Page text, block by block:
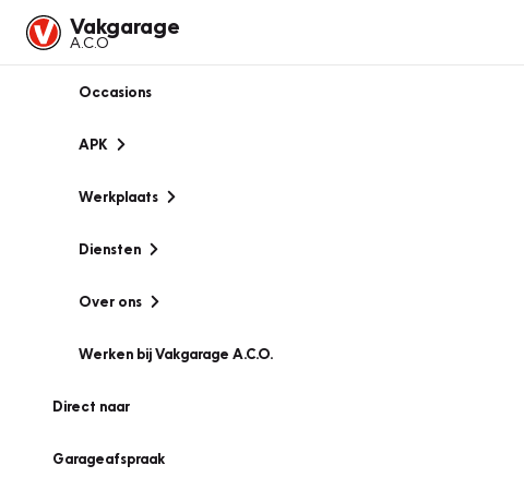
Vakgarage
A.C.O
Occasions
APK
Werkplaats
Diensten
Over ons
Werken bij Vakgarage A.C.O.
Direct naar
Garageafspraak